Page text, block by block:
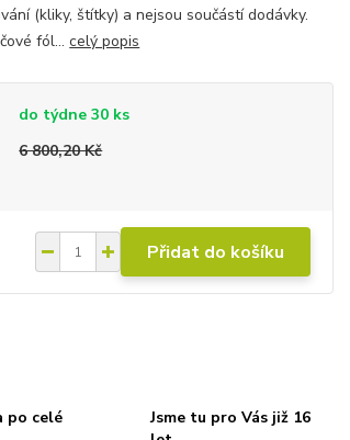
(kliky, štítky) a nejsou součástí dodávky.
fól...celý popis
do týdne 30 ks
6 800,20 Kč
Přidat do košíku
po celé
Jsme tu pro Vás již 16